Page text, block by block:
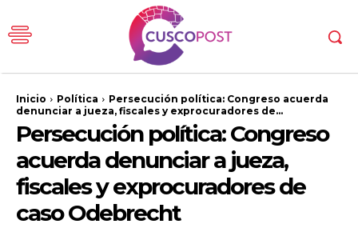
Inicio Política
Persecución política: Congreso acuerda
denunciar a jueza, fiscales y exprocuradores de...
Persecución política: Congreso
acuerda denunciar a jueza,
fiscales y exprocuradores de
caso Odebrecht